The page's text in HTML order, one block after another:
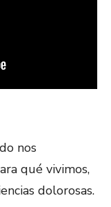
nos
qué vivimos,
dolorosas.